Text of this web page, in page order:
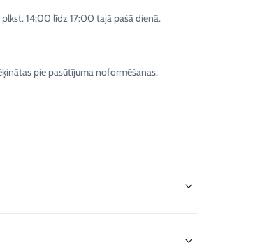
14:00 līdz 17:00 tajā pašā dienā.
pie pasūtījuma noformēšanas.